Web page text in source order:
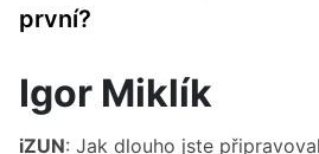
první?
Igor Miklík
iZUN: Jak dlouho jste